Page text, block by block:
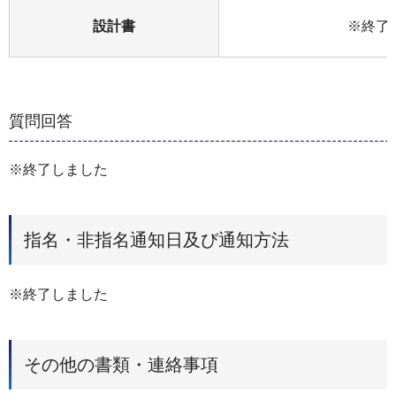
設計書 ※終了
質問回答
※終了しました
指名・非指名通知日及び通知方法
※終了しました
その他の書類・連絡事項